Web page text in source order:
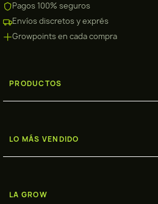
Pagos 100% seguros
Envíos discretos y exprés
Growpoints en cada compra
PRODUCTOS
LO MÁS VENDIDO
LA GROW